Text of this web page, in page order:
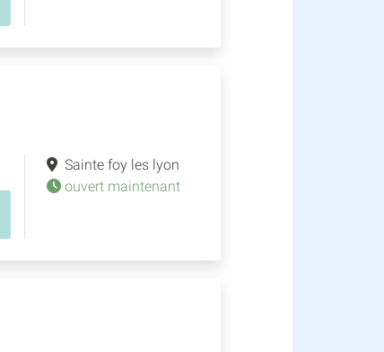
Sainte foy les lyon
ouvert maintenant